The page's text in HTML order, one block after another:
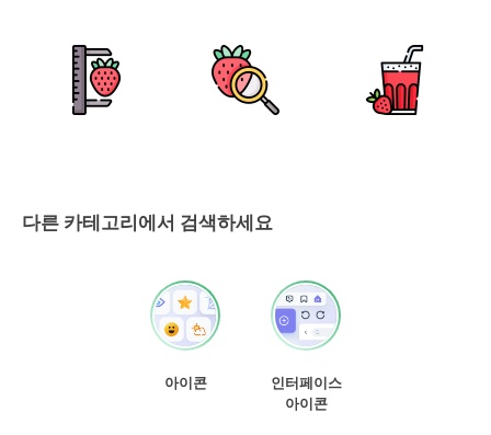
다른 카테고리에서 검색하세요
아이콘
인터페이스
아이콘